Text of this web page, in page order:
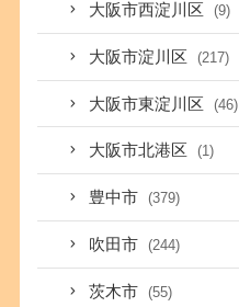
大阪市西淀川区 (9)
大阪市淀川区 (217)
大阪市東淀川区 (46)
大阪市北港区 (1)
豊中市 (379)
吹田市 (244)
茨木市 (55)